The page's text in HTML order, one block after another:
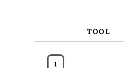
TOOL
1